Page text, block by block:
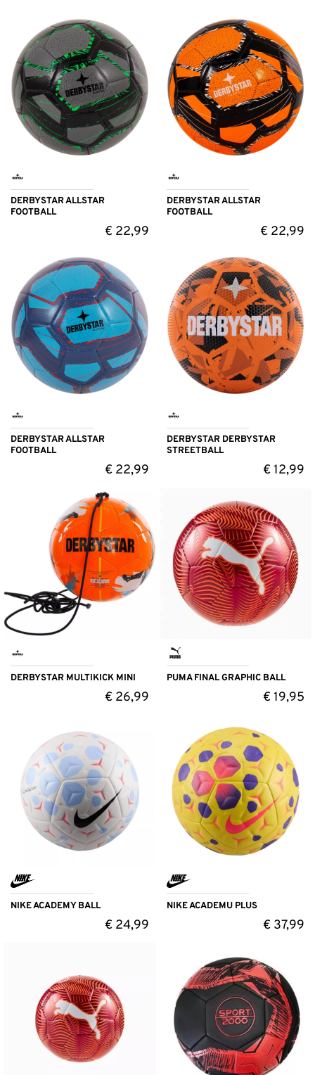
DERBYSTAR ALLSTAR
FOOTBALL
€22,99
DERBYSTAR ALLSTAR
FOOTBALL
€ 22,99
DERBYSTAR ALLSTAR
FOOTBALL
€22,99
DERBYSTAR DERBYSTAR
STREETBALL
€12,99
DERBYSTAR MULTIKICK MINI
€26,99
PUMA FINAL GRAPHIC BALL
€19,95
NIKE ACADEMY BALL
€24,99
NIKE ACADEMU PLUS
€ 37,99